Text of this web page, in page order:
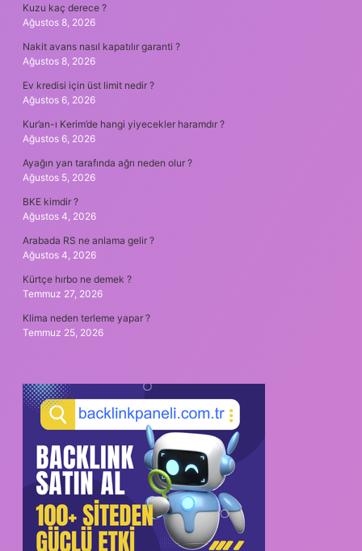
Kuzu kaç derece ?
Ağustos 8, 2026
Nakit avans nasıl kapatılır garanti ?
Ağustos 8, 2026
Ev kredisi için üst limit nedir ?
Ağustos 6, 2026
Kur’an-ı Kerim’de hangi yiyecekler haramdır ?
Ağustos 6, 2026
Ayağın yan tarafında ağrı neden olur ?
Ağustos 5, 2026
BKE kimdir ?
Ağustos 4, 2026
Arabada RS ne anlama gelir ?
Ağustos 4, 2026
Kürtçe hırbo ne demek ?
Temmuz 27, 2026
Klima neden terleme yapar ?
Temmuz 25, 2026